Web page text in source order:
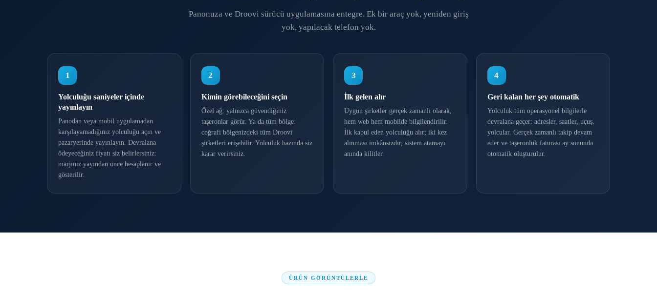
Panonuza ve Droovi sürücü uygulamasına entegre. Ek bir araç yok, yeniden giriş
yok, yapılacak telefon yok.
1
Yolculuğu saniyeler içinde
yayınlayın
Panodan veya mobil uygulamadan
karşılayamadığınız yolculuğu açın ve
pazaryerinde yayınlayın. Devralana
ödeyeceğiniz fiyatı siz belirlersiniz:
marjınız yayından önce hesaplanır ve
gösterilir.
2
Kimin görebileceğini seçin
Özel ağ: yalnızca güvendiğiniz
taşeronlar görür. Ya da tüm bölge:
coğrafi bölgenizdeki tüm Droovi
şirketleri erişebilir. Yolculuk bazında siz
karar verirsiniz.
3
İlk gelen alır
Uygun şirketler gerçek zamanlı olarak,
hem web hem mobilde bilgilendirilir.
İlk kabul eden yolculuğu alır; iki kez
alınması imkânsızdır, sistem atamayı
anında kilitler.
4
Geri kalan her şey otomatik
Yolculuk tüm operasyonel bilgilerle
devralana geçer: adresler, saatler, uçuş,
yolcular. Gerçek zamanlı takip devam
eder ve taşeronluk faturası ay sonunda
otomatik oluşturulur.
ÜRÜN GÖRÜNTÜLERLE